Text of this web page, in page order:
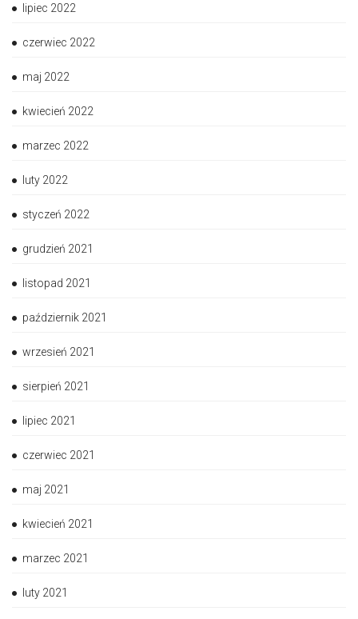
lipiec 2022
czerwiec 2022
maj 2022
kwiecień 2022
marzec 2022
luty 2022
styczeń 2022
grudzień 2021
listopad 2021
październik 2021
wrzesień 2021
sierpień 2021
lipiec 2021
czerwiec 2021
maj 2021
kwiecień 2021
marzec 2021
luty 2021